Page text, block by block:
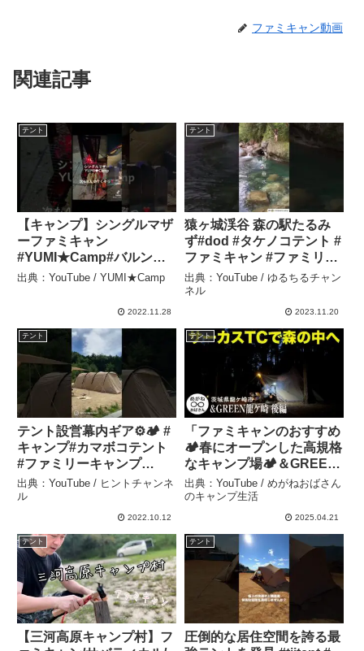
ファミキャン動画
関連記事
テント
【キャンプ】シングルマザ
ーファミキャン
#YUMI★Camp#バルンバ
ルンの森 – YUMI★Camp
出典：YouTube / YUMI★Camp
2022.11.28
テント
猿ヶ城渓谷 森の駅たるみ
ず#dod #タケノコテント #
ファミキャン #ファミリー
キャンプ #女子キャン #グ
ランピング #垂水市 #鹿児
島県 – ゆるちるチャンネル
出典：YouTube / ゆるちるチャン
ネル
2023.11.20
テント
テント設営幕内ギア⚙🏕️ #
キャンプ#カマボコテント
#ファミリーキャンプ
#camp #設営 – ヒントチャ
ンネル
出典：YouTube / ヒントチャンネ
ル
2022.10.12
テント
「ファミキャンのおすすめ
🏕️春にオープンした高規格
なキャンプ場🏕️＆GREEN
龍ケ崎・後編」めがねおば
さん – めがねおばさんのキ
出典：YouTube / めがねおばさん
のキャンプ生活
2025.04.21
テント
【三河高原キャンプ村】フ
テント
圧倒的な居住空間を誇る最